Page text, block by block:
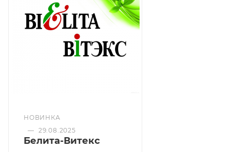
Масло оливы: питает и защищает, помогая
сохранить естественную мягкость волос
D-пантенол: увлажняет волосы, укрепляет
НОВИНКА
— 29.08.2025
Белита-Витекс